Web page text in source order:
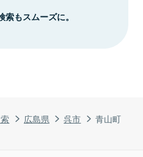
広島県 呉市 青山町
もスムーズに。